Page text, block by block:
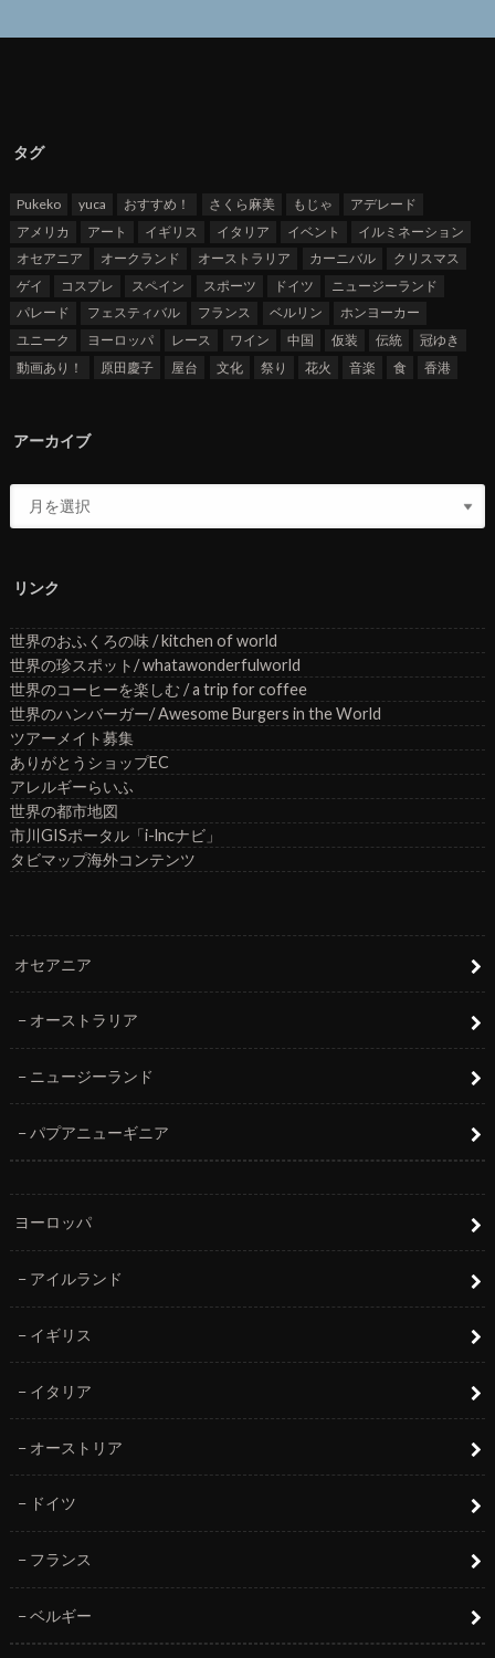
タグ
Pukeko yuca おすすめ！ さくら麻美 もじゃ
アデレード
アメリカ
アート イギリス イタリア イベント
イルミネーション
オセアニア
オークランド オーストラリア カーニバル
クリスマス
ゲイ
コスプレ スペイン スポーツ ドイツ
ニュージーランド
パレード
フェスティバル フランス ベルリン
ホンヨーカー
ユニーク
ヨーロッパ レース ワイン 中国 仮装 伝統
冠ゆき
動画あり！
原田慶子 屋台 文化 祭り 花火 音楽 食 香港
アーカイブ
リンク
世界のおふくろの味 / kitchen of world
世界の珍スポット/ whatawonderfulworld
世界のコーヒーを楽しむ / a trip for coffee
世界のハンバーガー/ Awesome Burgers in the World
ツアーメイト募集
ありがとうショップEC
アレルギーらいふ
世界の都市地図
市川GISポータル「i-lncナビ」
タビマップ海外コンテンツ
オセアニア
オーストラリア
ニュージーランド
パプアニューギニア
ヨーロッパ
アイルランド
イギリス
イタリア
オーストリア
ドイツ
フランス
ベルギー